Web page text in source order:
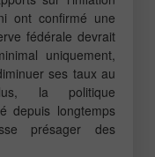
ont confirmé une
fédérale devrait
uniquement,
ses taux au
la politique
depuis longtemps
présager des